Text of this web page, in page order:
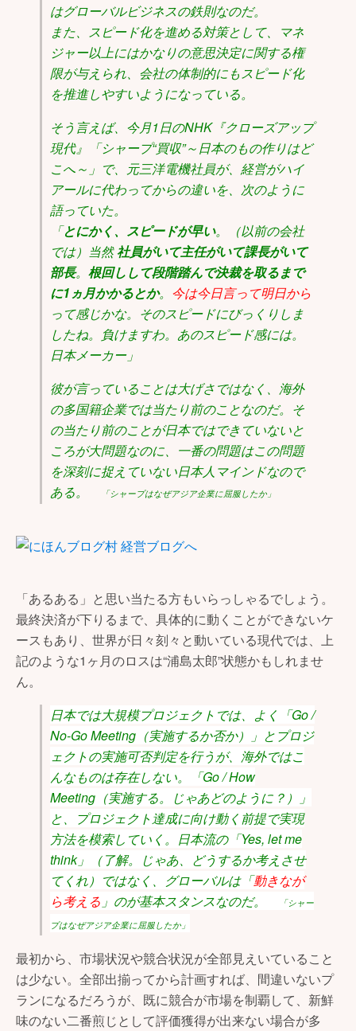
はグローバルビジネスの鉄則なのだ。
また、スピード化を進める対策として、マネ
ジャー以上にはかなりの意思決定に関する権
限が与えられ、会社の体制的にもスピード化
を推進しやすいようになっている。
そう言えば、今月1日のNHK『クローズアップ
現代』「シャープ“買収”～日本のもの作りはど
こへ～」で、元三洋電機社員が、経営がハイ
アールに代わってからの違いを、次のように
語っていた。
「とにかく、スピードが早い。（以前の会社
では）当然社員がいて主任がいて課長がいて
部長。 根回しして段階踏んで決裁を取るまで
に1ヵ月かかるとか。 今は今日言って明日から
って感じかな。そのスピードにびっくりしま
したね。負けますわ。あのスピード感には。
日本メーカー」
彼が言っていることは大げさではなく、海外
の多国籍企業では当たり前のことなのだ。そ
の当たり前のことが日本ではできていないと
ころが大問題なのに、一番の問題はこの問題
を深刻に捉えていない日本人マインドなので
ある。
「シャープはなぜアジア企業に屈服したか」
「あるある」と思い当たる方もいらっしゃるでしょう。
最終決済が下りるまで、具体的に動くことができないケ
ースもあり、世界が日々刻々と動いている現代では、上
記のような1ヶ月のロスは“浦島太郎”状態かもしれませ
ん。
日本では大規模プロジェクトでは、よく「Go /
No-Go Meeting（実施するか否か）」とプロジ
ェクトの実施可否判定を行うが、海外ではこ
んなものは存在しない。「Go / How
Meeting（実施する。じゃあどのように？）」
と、プロジェクト達成に向け動く前提で実現
方法を模索していく。日本流の「Yes, let me
think」（了解。じゃあ、どうするか考えさせ
てくれ）ではなく、グローバルは「動きなが
ら考える 」のが基本スタンスなのだ。
「シャー
プはなぜアジア企業に屈服したか」
最初から、市場状況や競合状況が全部見えいていること
は少ない。全部出揃ってから計画すれば、間違いないプ
ランになるだろうが、既に競合が市場を制覇して、新鮮
味のない二番煎じとして評価獲得が出来ない場合が多